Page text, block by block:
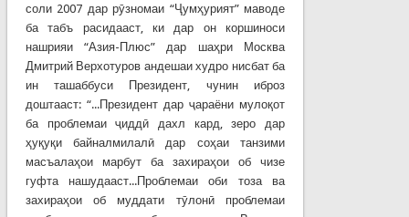
соли 2007 дар рӯзномаи “Ҷумҳурият” маводе
ба табъ расидааст, ки дар он коршиноси
нашрияи “Азия-Плюс” дар шаҳри Москва
Дмитрий Верхотуров андешаи худро нисбат ба
ин ташаббуси Президент, чунин иброз
доштааст: “...Президент дар ҷараёни мулоқот
ба проблемаи ҷиддӣ дахл кард, зеро дар
ҳуқуқи байналмилалӣ дар соҳаи танзими
масъалаҳои марбут ба захираҳои об чизе
гуфта нашудааст...Проблемаи оби тоза ва
захираҳои об муддати тӯлонӣ проблемаи